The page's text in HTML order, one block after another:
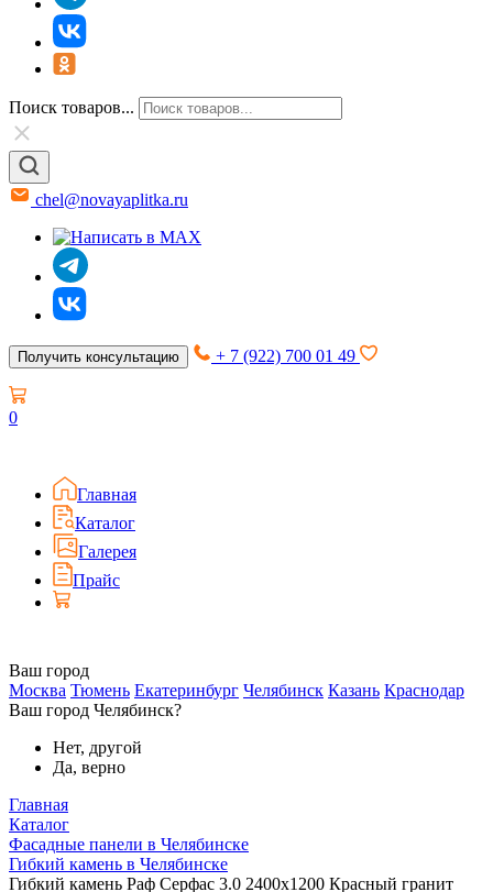
Поиск товаров...
chel@novayaplitka.ru
Получить консультацию + 7 (922) 700 01 49
0
Главная
Каталог
Галерея
Прайс
Ваш город
Москва Тюмень Екатеринбург Челябинск Казань Краснодар
Ваш город Челябинск?
Нет, другой
Да, верно
Главная
Каталог
Фасадные панели в Челябинске
Гибкий камень в Челябинске
Гибкий камень Раф Серфас 3.0 2400x1200 Красный гранит